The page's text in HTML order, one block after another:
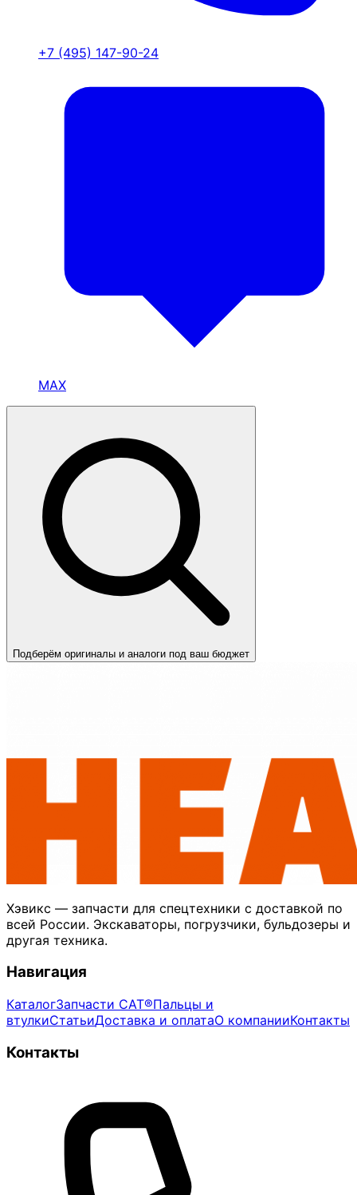
+7 (495) 147-90-24
MAX
Подберём оригиналы и аналоги под ваш бюджет
Хэвикс — запчасти для спецтехники с доставкой по
всей России. Экскаваторы, погрузчики, бульдозеры и
другая техника.
Навигация
КаталогЗапчасти CAT®Пальцы и
втулкиСтатьиДоставка и оплатаО компанииКонтакты
Контакты